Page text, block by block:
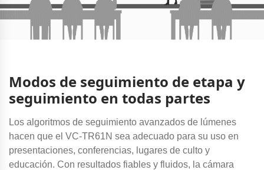
Modos de seguimiento de etapa y
seguimiento en todas partes
Los algoritmos de seguimiento avanzados de lúmenes
hacen que el VC-TR61N sea adecuado para su uso en
presentaciones, conferencias, lugares de culto y
educación. Con resultados fiables y fluidos, la cámara